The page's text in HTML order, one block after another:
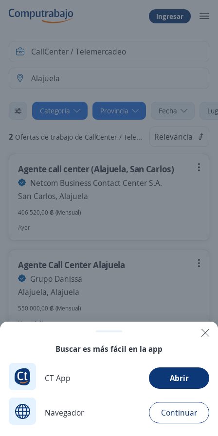
Ingresar
Categoría Provincia Fecha
2 Ofertas de trabajo de CallCenter / Telemercadeo en Alajuela Relevancia
Agente call center (Alajuela, San Carlos)
Netcom Business Contact Center S.A.
San Carlos, Alajuela
406 520,00 ₡ (Mensual)
Ayer
Agente Call Center Alajuela
Grupo Danissa
Alajuela, Alajuela
550 000,00 ₡ (Mensual)
Hace 4 días
Buscar es más fácil en la app
CT App Abrir
Navegador Continuar